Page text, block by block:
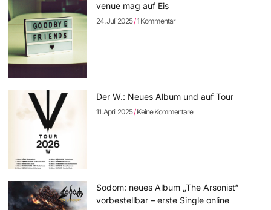
venue mag auf Eis
24. Juli 2025 1 Kommentar
Der W.: Neues Album und auf Tour
11. April 2025 Keine Kommentare
Sodom: neues Album „The Arsonist“
vorbestellbar – erste Single online